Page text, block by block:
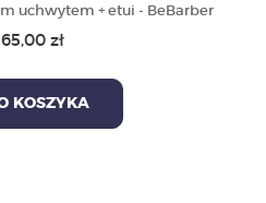
uchwytem + etui - BeBarber
65,00 zł
KOSZYKA